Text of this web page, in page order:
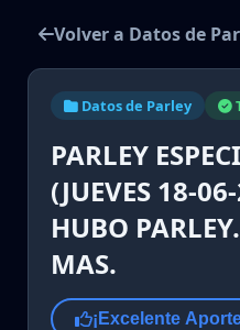
Volver a Datos de
Datos de Parley
PARLEY
(JUEVES 18-
HUBO
MAS.
¡Excelente